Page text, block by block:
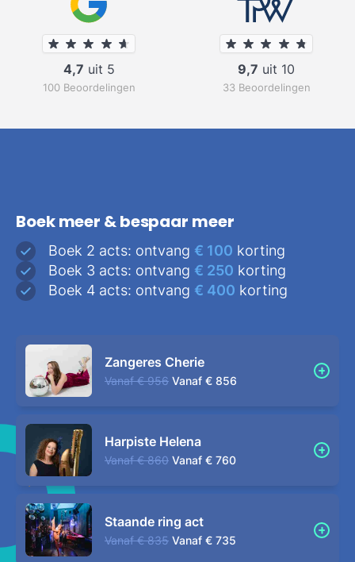
4,7 uit 5
100 Beoordelingen
9,7 uit 10
33 Beoordelingen
Boek meer & bespaar meer
Boek 2 acts: ontvang € 100 korting
Boek 3 acts: ontvang € 250 korting
Boek 4 acts: ontvang € 400 korting
Zangeres Cherie
Vanaf € 956 Vanaf € 856
Harpiste Helena
Vanaf € 860 Vanaf € 760
Staande ring act
Vanaf € 835 Vanaf € 735